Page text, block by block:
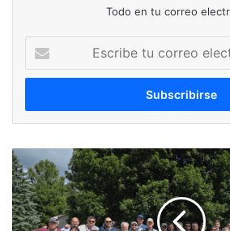
Todo en tu correo
correo
Aprender
Viajando
2026:
cuando
el